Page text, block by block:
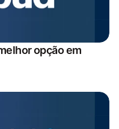
opção em